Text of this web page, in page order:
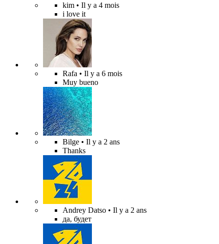
kim • Il y a 4 mois
i love it
Rafa • Il y a 6 mois
Muy bueno
Bilge • Il y a 2 ans
Thanks
Andrey Datso • Il y a 2 ans
да, будет